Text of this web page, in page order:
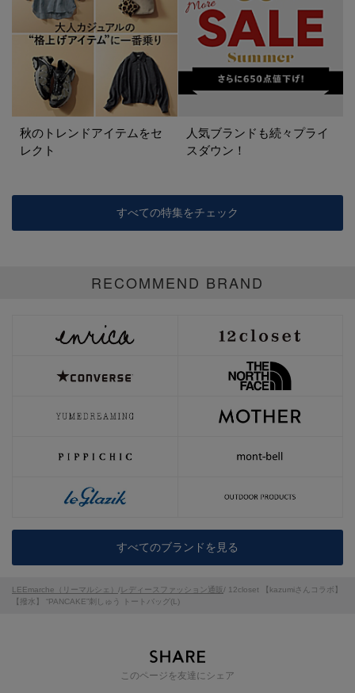
このページを友達にシェア
秋のトレンドアイテムをセ
レクト
人気ブランドも続々プライ
スダウン！
すべての特集をチェック
RECOMMEND BRAND
すべてのブランドを見る
LEEmarche（リーマルシェ） / レディースファッション通販/ 12closet 【kazumiさんコラボ】
【撥水】 “PANCAKE”刺しゅう トートバッグ(L)